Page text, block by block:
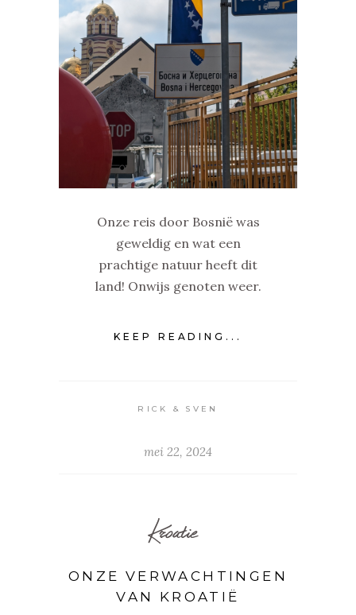
Onze reis door Bosnië was
geweldig en wat een
prachtige natuur heeft dit
land! Onwijs genoten weer.
KEEP READING...
RICK & SVEN
mei 22, 2024
Kroatie
ONZE VERWACHTINGEN
VAN KROATIË